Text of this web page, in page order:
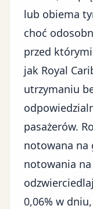
lub obiema
choć
przed
jak Royal
utrzymaniu
pasażerów.
notowana na
notowania na
0,06% w